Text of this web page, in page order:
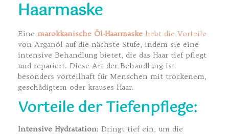
Haarmaske
Eine marokkanische Öl-Haarmaske hebt die Vorteile
von Arganöl auf die nächste Stufe, indem sie eine
intensive Behandlung bietet, die das Haar tief pflegt
und repariert. Diese Art der Behandlung ist
besonders vorteilhaft für Menschen mit trockenem,
geschädigtem oder krauses Haar.
Vorteile der Tiefenpflege:
Intensive Hydratation: Dringt tief ein, um die